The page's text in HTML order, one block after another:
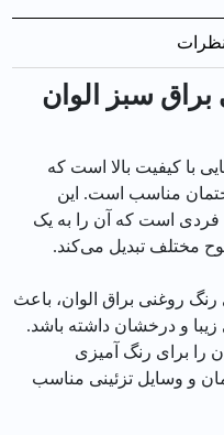
نظرات
سبز الوان
با کیفیت بالا است که
مناسب است. این
است که آن را به یک
مختلف تبدیل می‌کند.
روغنی براق الوان، باعث
و درخشان داشته باشد.
را برای رنگ آمیزی
و وسایل تزئینی مناسب